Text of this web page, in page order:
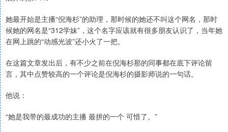
她最开始是主播“倪海杉”的助理，那时候的她还不叫这个网名，那时
候她的网名是“312学妹”，这个名字应该就有很多朋友认识了，当年她
在网上跳的“动感光波”还小火了一把。
在这篇文章发出后，有不少之前在倪海杉那的同事都在底下评论留
言，其中点赞较高的一个评论是倪海杉的摄影师说的一句话。
他说：
“她是我带的最成功的主播 最拼的一个 可惜了。”